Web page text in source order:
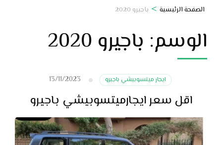
الصفحة الرئيسية > باجيرو 2020
الوسم: باجيرو 2020
ايجار ميتسوبيشي باجيرو 13/11/2023
اقل سعر ايجارميتسوبيشي باجيرو